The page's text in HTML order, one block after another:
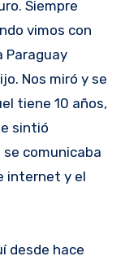
Siempre
vimos con
Paraguay
Nos miró y se
tiene 10 años,
sintió
comunicaba
internet y el
desde hace